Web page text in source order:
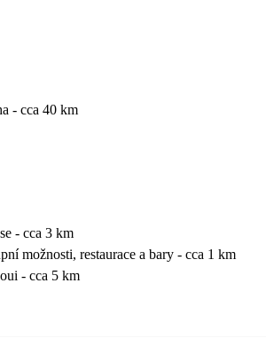
- cca 40 km
- cca 3 km
možnosti, restaurace a bary - cca 1 km
- cca 5 km